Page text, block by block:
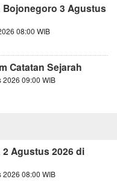
Bojonegoro 3 Agustus
08:00 WIB
Catatan Sejarah
2026 09:00 WIB
Agustus 2026 di
2026 08:00 WIB